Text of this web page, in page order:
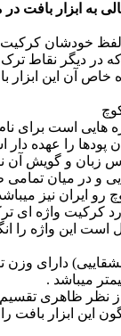
به ابزار بافت
لفظ خودشان
در دیگر نقاط ترک
آن این ابزار
هایی است برای
پودها را عهده
زبان و گویش آن
و در میان تمامی
رو ایران نیز
کرکیت واژه ای
دارای